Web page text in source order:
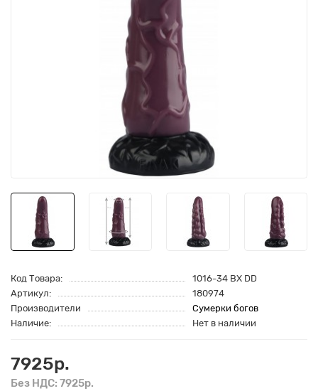
Код Товара:
1016-34 BX DD
Артикул:
180974
Производители
Сумерки богов
Наличие:
Нет в наличии
7925р.
Без НДС: 7925р.